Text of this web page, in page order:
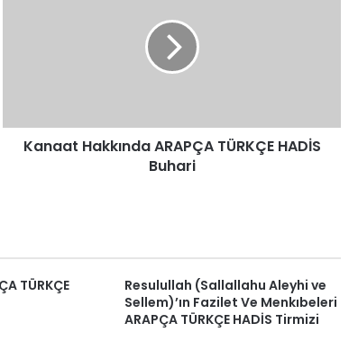
Kanaat Hakkında ARAPÇA TÜRKÇE HADİS
Buhari
TÜRKÇE
Resulullah (Sallallahu Aleyhi ve
Sellem)’ın Fazilet Ve Menkıbeleri
ARAPÇA TÜRKÇE HADİS Tirmizi